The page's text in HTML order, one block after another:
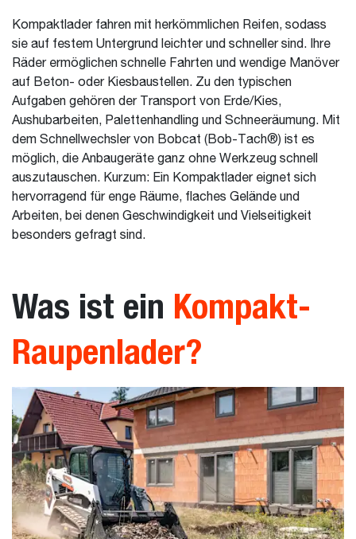
Kompaktlader fahren mit herkömmlichen Reifen, sodass
sie auf festem Untergrund leichter und schneller sind. Ihre
Räder ermöglichen schnelle Fahrten und wendige Manöver
auf Beton- oder Kiesbaustellen. Zu den typischen
Aufgaben gehören der Transport von Erde/Kies,
Aushubarbeiten, Palettenhandling und Schneeräumung. Mit
dem Schnellwechsler von Bobcat (Bob-Tach®) ist es
möglich, die Anbaugeräte ganz ohne Werkzeug schnell
auszutauschen. Kurzum: Ein Kompaktlader eignet sich
hervorragend für enge Räume, flaches Gelände und
Arbeiten, bei denen Geschwindigkeit und Vielseitigkeit
besonders gefragt sind.
Was ist ein Kompakt-
Raupenlader?